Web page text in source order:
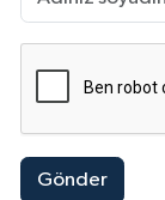
Gönder